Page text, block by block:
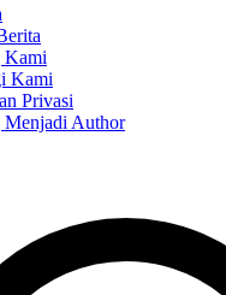
Kami
Kami
Privasi
Author